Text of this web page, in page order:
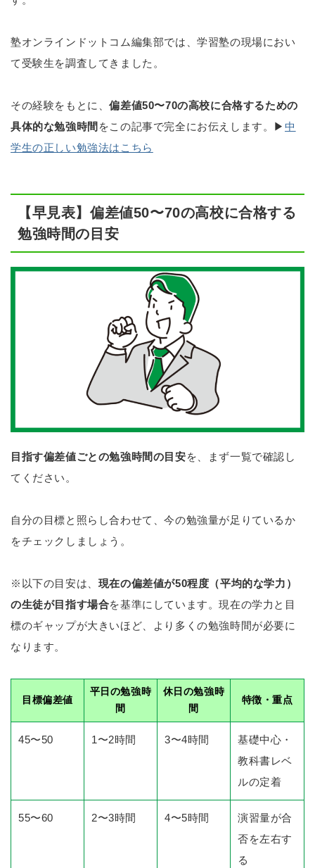
塾オンラインドットコム編集部では、学習塾の現場におい
て受験生を調査してきました。
その経験をもとに、偏差値50〜70の高校に合格するための
具体的な勉強時間 をこの記事で完全にお伝えします。▶中
学生の正しい勉強法はこちら
【早見表】偏差値50〜70の高校に合格する
勉強時間の目安
目指す偏差値ごとの勉強時間の目安を、まず一覧で確認し
てください。
自分の目標と照らし合わせて、今の勉強量が足りているか
をチェックしましょう。
※以下の目安は、 現在の偏差値が50程度（平均的な学力）
の生徒が目指す場合を基準にしています。現在の学力と目
標のギャップが大きいほど、より多くの勉強時間が必要に
なります。
目標偏差値
平日の勉強時
間
休日の勉強時
間
特徴・重点
45〜50 1〜2時間 3〜4時間
基礎中心・
教科書レベ
ルの定着
55〜60 2〜3時間 4〜5時間
演習量が合
否を左右す
る